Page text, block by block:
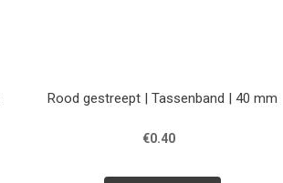
Rood gestreept | Tassenband | 40 mm
€0.40